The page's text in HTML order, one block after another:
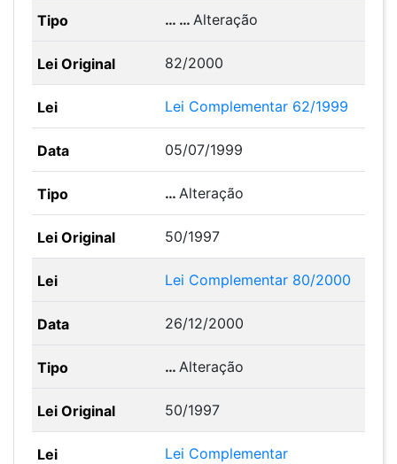
… …Alteração
82/2000
Lei Complementar 62/1999
05/07/1999
…Alteração
50/1997
Lei Complementar 80/2000
26/12/2000
…Alteração
50/1997
Lei Complementar